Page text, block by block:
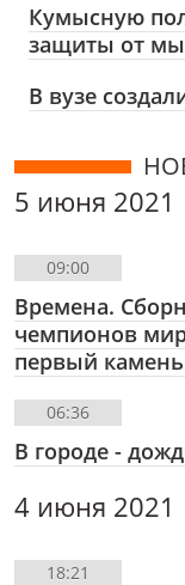
Кумысную
защиты от
В вузе
5 июня 2021
09:00
Времена.
чемпионов
первый
06:36
В городе -
4 июня 2021
18:21